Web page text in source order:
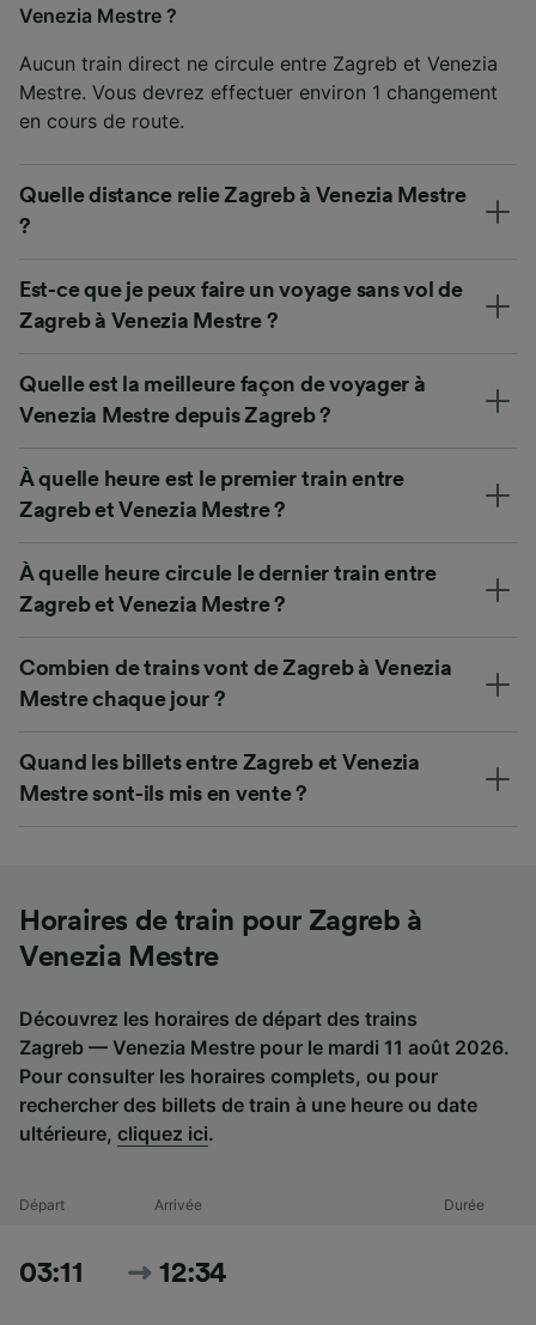
Venezia Mestre ?
Aucun train direct ne circule entre Zagreb et Venezia
Mestre. Vous devrez effectuer environ 1 changement
en cours de route.
Quelle distance relie Zagreb à Venezia Mestre
?
Est-ce que je peux faire un voyage sans vol de
Zagreb à Venezia Mestre ?
Quelle est la meilleure façon de voyager à
Venezia Mestre depuis Zagreb ?
À quelle heure est le premier train entre
Zagreb et Venezia Mestre ?
À quelle heure circule le dernier train entre
Zagreb et Venezia Mestre ?
Combien de trains vont de Zagreb à Venezia
Mestre chaque jour ?
Quand les billets entre Zagreb et Venezia
Mestre sont-ils mis en vente ?
Horaires de train pour Zagreb à
Venezia Mestre
Découvrez les horaires de départ des trains
Zagreb — Venezia Mestre pour le mardi 11 août 2026.
Pour consulter les horaires complets, ou pour
rechercher des billets de train à une heure ou date
ultérieure, cliquez ici.
Départ Arrivée Durée
03:11 12:34